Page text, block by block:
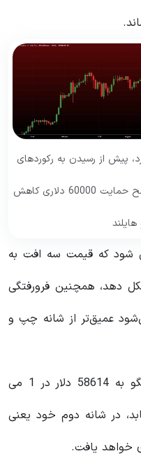
پیش از رسیدن به رکوردهای
جدید قیمت بیت کوین می تواند تا سطح حمایت 60000 دلاری کاهش
هایلند
شود که قیمت سه افت به
دهد، همچنین فرورفتگی
عمیق‌تر از شانه چپ و
قیمت بیت کوین اندکی از «سر» الگو به 58614 دلار در 1 می
در شانه دوم خود یعنی